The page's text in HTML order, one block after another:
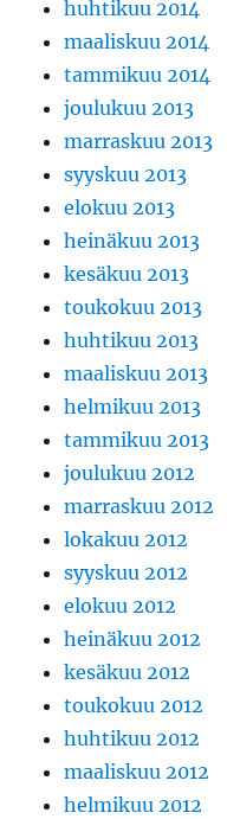
huhtikuu 2014
maaliskuu 2014
tammikuu 2014
joulukuu 2013
marraskuu 2013
syyskuu 2013
elokuu 2013
heinäkuu 2013
kesäkuu 2013
toukokuu 2013
huhtikuu 2013
maaliskuu 2013
helmikuu 2013
tammikuu 2013
joulukuu 2012
marraskuu 2012
lokakuu 2012
syyskuu 2012
elokuu 2012
heinäkuu 2012
kesäkuu 2012
toukokuu 2012
huhtikuu 2012
maaliskuu 2012
helmikuu 2012